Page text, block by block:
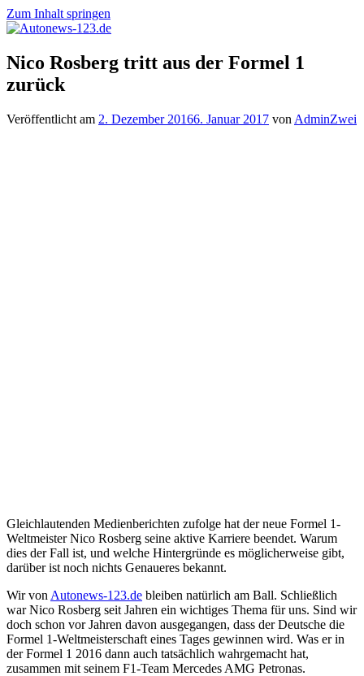
Zum Inhalt springen
Autonews-
123.de
Autonews
mit
Charme
Nico Rosberg tritt aus der Formel 1
zurück
Veröffentlicht am 2. Dezember 20166. Januar 2017 von AdminZwei
Gleichlautenden Medienberichten zufolge hat der neue Formel 1-
Weltmeister Nico Rosberg seine aktive Karriere beendet. Warum
dies der Fall ist, und welche Hintergründe es möglicherweise gibt,
darüber ist noch nichts Genaueres bekannt.
Wir von Autonews-123.de bleiben natürlich am Ball. Schließlich
war Nico Rosberg seit Jahren ein wichtiges Thema für uns. Sind wir
doch schon vor Jahren davon ausgegangen, dass der Deutsche die
Formel 1-Weltmeisterschaft eines Tages gewinnen wird. Was er in
der Formel 1 2016 dann auch tatsächlich wahrgemacht hat,
zusammen mit seinem F1-Team Mercedes AMG Petronas.